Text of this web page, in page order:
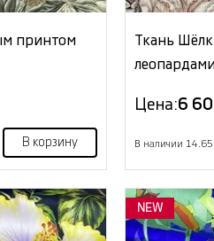
принтом
В корзину
Ткань
Цена:6
В наличии
NEW